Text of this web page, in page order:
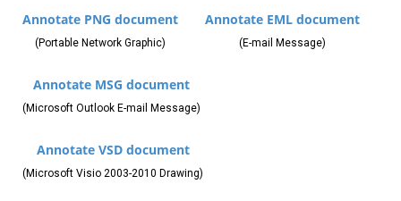
Annotate PNG document
(Portable Network Graphic)
Annotate EML document
(E-mail Message)
Annotate MSG document
(Microsoft Outlook E-mail Message)
Annotate VSD document
(Microsoft Visio 2003-2010 Drawing)